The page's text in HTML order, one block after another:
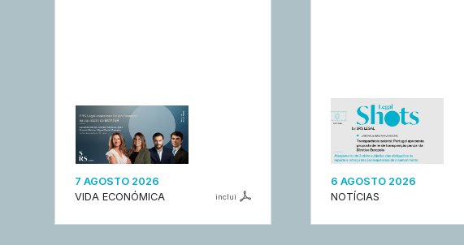
7 AGOSTO 2026
VIDA ECONÓMICA
inclui
6 AGOSTO 2026
NOTÍCIAS